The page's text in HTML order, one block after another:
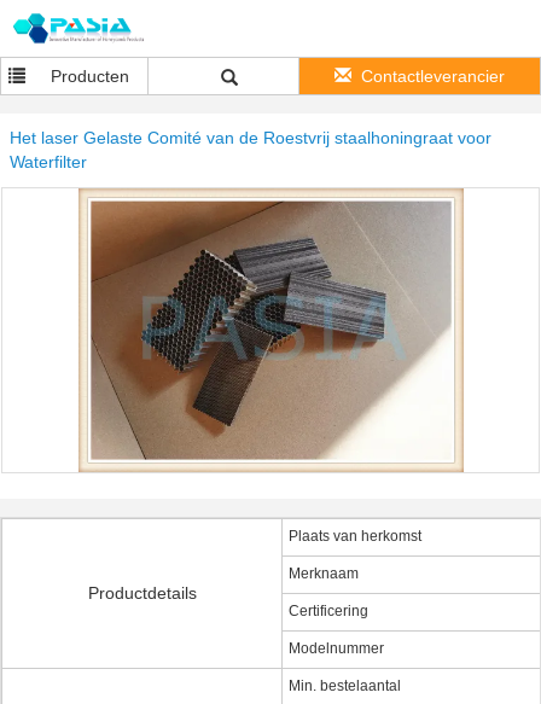
Producten Contactleverancier
Het laser Gelaste Comité van de Roestvrij staalhoningraat voor
Waterfilter
Productdetails
Plaats van herkomst
Merknaam
Certificering
Modelnummer
Min. bestelaantal